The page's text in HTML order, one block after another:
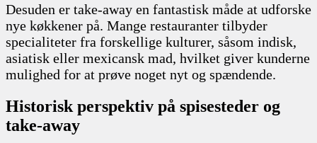
Desuden er take-away en fantastisk måde at udforske
nye køkkener på. Mange restauranter tilbyder
specialiteter fra forskellige kulturer, såsom indisk,
asiatisk eller mexicansk mad, hvilket giver kunderne
mulighed for at prøve noget nyt og spændende.
Historisk perspektiv på spisesteder og
take-away